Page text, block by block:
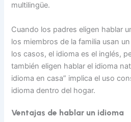
multilingüe.
Cuando los padres eligen hablar
los miembros de la familia usan
los casos, el idioma es el inglés,
también eligen hablar el idioma
idioma en casa” implica el uso
idioma dentro del hogar.
Ventajas de hablar un idioma